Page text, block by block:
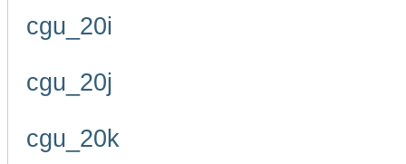
cgu_20i
cgu_20j
cgu_20k